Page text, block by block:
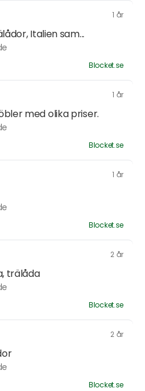
1 år
Italien sam...
Blocket.se
1 år
med olika priser.
Blocket.se
1 år
Blocket.se
2 år
trälåda
Blocket.se
2 år
Blocket.se